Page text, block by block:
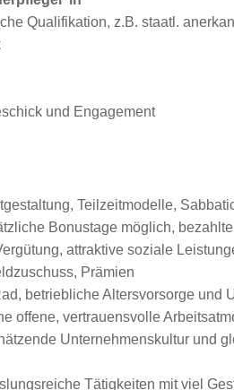
Qualifikation, z.B. staatl.
und Engagement
Teilzeitmodelle,
Bonustage möglich,
attraktive soziale
Prämien
betriebliche Altersvorsorge und
offene, vertrauensvolle
Unternehmenskultur und
Tätigkeiten mit viel